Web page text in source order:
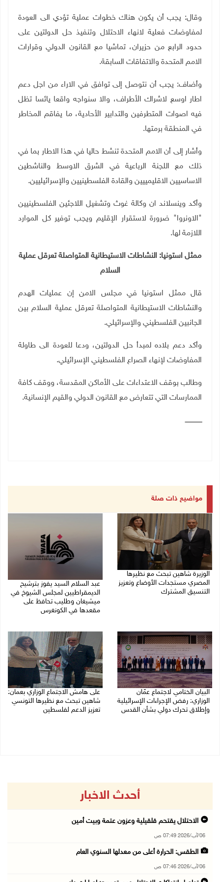
وقال: يجب أن يكون هناك خطوات عملية تؤدي الى العودة
لمفاوضات فعلية لانهاء الاحتلال وتنفيذ حل الدولتين على
حدود الرابع من حزيران، تماشيا مع القانون الدولي وقرارات
الامم المتحدة والاتفاقات السابقة.
وأضاف: يجب أن نتوصل إلى توافق في الاراء من اجل دعم
اطار اوسع لاشراك الأطراف، والا سنواجه واقعا يائسا تظل
فيه اصوات المتطرفين والتدابير الأحادية، ما يفاقم المخاطر
في المنطقة برمتها.
وأشار إلى أن الامم المتحدة تنشط حاليا في هذا الاطار بما في
ذلك مع اللجنة الرباعية في الشرق الاوسط والناشطين
الاساسيين الاقليمييين والقادة الفلسطينيين والإسرائيليين.
وأكد وينسلاند ان وكالة غوث وتشغيل اللاجئين الفلسطينيين
"الاونروا" ضرورة لاستقرار الإقليم ويجب توفير كل الموارد
اللازمة لها.
ممثل استونيا: النشاطات الاستيطانية المتواصلة تعرقل عملية
السلام
قال ممثل استونيا في مجلس الامن إن عمليات الهدم
والنشاطات الاستيطانية المتواصلة تعرقل عملية السلام بين
الجانبين الفلسطيني والإسرائيلي.
وأكد دعم بلاده لمبدأ حل الدولتين، ودعا للعودة الى طاولة
المفاوضات لإنهاء الصراع الفلسطيني الإسرائيلي.
وطالب بوقف الاعتداءات على الأماكن المقدسة، ووقف كافة
الممارسات التي تتعارض مع القانون الدولي والقيم الإنسانية.
ـــــــــــــــــ
مواضيع ذات صلة
الوزيرة شاهين تبحث مع نظيرها
المصري مستجدات الأوضاع وتعزيز
التنسيق المشترك
عبد السلام السيد يفوز بترشيح
الديمقراطيين لمجلس الشيوخ في
ميشيغان وطليب تحافظ على
مقعدها في الكونغرس
البيان الختامي لاجتماع عمّان
الوزاري: رفض الإجراءات الإسرائيلية
وإطلاق تحرك دولي بشأن القدس
على هامش الاجتماع الوزاري بعمان:
شاهين تبحث مع نظيرها التونسي
تعزيز الدعم لفلسطين
أحدث الاخبار
الاحتلال يقتحم قلقيلية وعزون عتمة وبيت أمين
06/آب/2026 07:49 ص
الطقس: الحرارة أعلى من معدلها السنوي العام
06/آب/2026 07:46 ص